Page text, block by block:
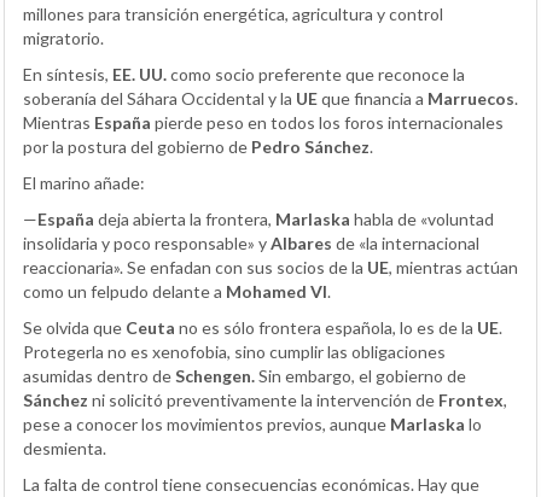
millones para transición energética, agricultura y control
migratorio.
En síntesis, EE. UU.como socio preferente que reconoce la
soberanía del Sáhara Occidental y la UEque financia a Marruecos.
Mientras España pierde peso en todos los foros internacionales
por la postura del gobierno de Pedro Sánchez.
El marino añade:
—España deja abierta la frontera, Marlaska habla de «voluntad
insolidaria y poco responsable» yAlbares de «la internacional
reaccionaria». Se enfadan con sus socios de la UE, mientras actúan
como un felpudo delante a Mohamed VI.
Se olvida que Ceuta no es sólo frontera española, lo es de la UE.
Protegerla no es xenofobia, sino cumplir las obligaciones
asumidas dentro deSchengen.Sin embargo, el gobierno de
Sánchez ni solicitó preventivamente la intervención de Frontex,
pese a conocer los movimientos previos, aunque Marlaska lo
desmienta.
La falta de control tiene consecuencias económicas. Hay que